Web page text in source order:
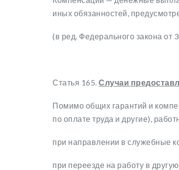
иных обязанностей,
(в ред. Федерального закона от
Статья 165. Случаи
Помимо общих гарантий и
по оплате труда и другие),
при направлении в служебные
при переезде на работу в